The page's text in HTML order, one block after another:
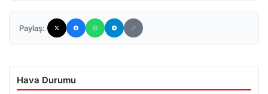
Paylaş:
Hava Durumu